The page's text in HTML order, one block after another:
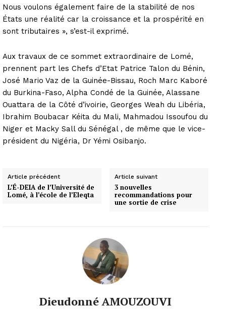
Nous voulons également faire de la stabilité de nos
États une réalité car la croissance et la prospérité en
sont tributaires », s’est-il exprimé.
Aux travaux de ce sommet extraordinaire de Lomé,
prennent part les Chefs d’Etat Patrice Talon du Bénin,
José Mario Vaz de la Guinée-Bissau, Roch Marc Kaboré
du Burkina-Faso, Alpha Condé de la Guinée, Alassane
Ouattara de la Côté d’ivoirie, Georges Weah du Libéria,
Ibrahim Boubacar Kéita du Mali, Mahmadou Issoufou du
Niger et Macky Sall du Sénégal , de même que le vice-
président du Nigéria, Dr Yémi Osibanjo.
Article précédent
L’É-DEIA de l’Université de
Lomé, à l’école de l’Eleqta
Article suivant
3 nouvelles
recommandations pour
une sortie de crise
Dieudonné AMOUZOUVI